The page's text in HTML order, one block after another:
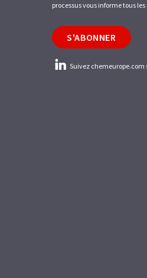
processus vous informe tous
S'ABONNER
Suivez chemeurope.com